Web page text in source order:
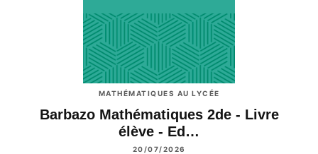
MATHÉMATIQUES AU LYCÉE
Barbazo Mathématiques 2de - Livre
élève - Ed…
20/07/2026